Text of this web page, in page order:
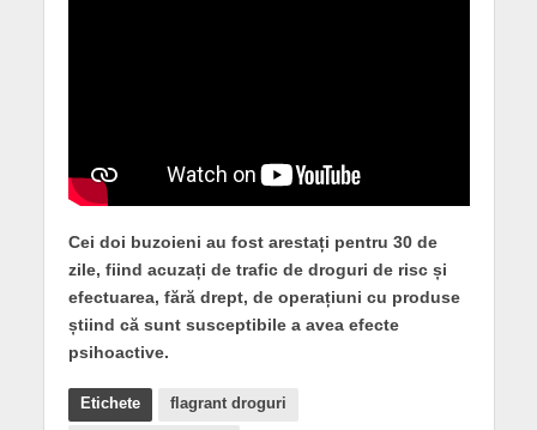
Cei doi buzoieni au fost arestați pentru 30 de
zile, fiind acuzați de trafic de droguri de risc și
efectuarea, fără drept, de operațiuni cu produse
știind că sunt susceptibile a avea efecte
psihoactive.
Etichete flagrant droguri